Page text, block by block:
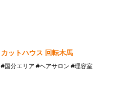
カットハウス 回転木馬
#国分エリア #ヘアサロン #理容室